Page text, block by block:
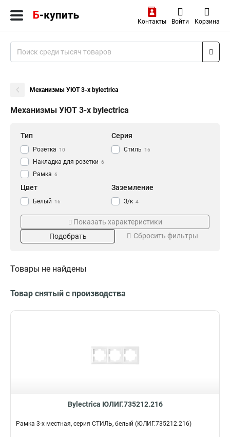
Контакты Войти Корзина
Механизмы УЮТ 3-х bylectrica
Механизмы УЮТ 3-х bylectrica
Тип
Розетка 10
Накладка для розетки 6
Рамка 6
Серия
Стиль 16
Цвет
Белый 16
Заземление
З/к 4
Шторки
Да 3
Кол-во мест
2-х 2
6-х
Разъем
Показать характеристики
Подобрать
Сбросить фильтры
Товары не найдены
Товар снятый с производства
Bylectrica ЮЛИГ.735212.216
Рамка 3-х местная, серия СТИЛЬ, белый (ЮЛИГ.735212.216)